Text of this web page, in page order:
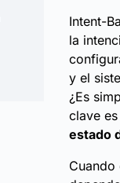
Intent-
la
y el
¿Es
clave es
estado